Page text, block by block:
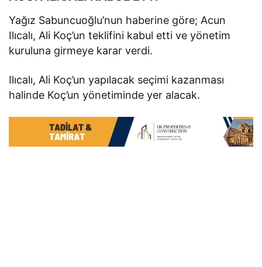
Yağız Sabuncuoğlu’nun haberine göre; Acun
Ilıcalı, Ali Koç’un teklifini kabul etti ve yönetim
kuruluna girmeye karar verdi.
Ilıcalı, Ali Koç’un yapılacak seçimi kazanması
halinde Koç’un yönetiminde yer alacak.